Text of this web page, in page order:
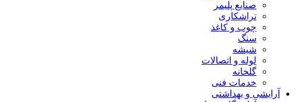
صنایع پلیمر
تراشکاری
چوب و کاغذ
سنگ
شیشه
لوله و اتصالات
گلخانه
خدمات فنی
آرایشی و بهداشتی